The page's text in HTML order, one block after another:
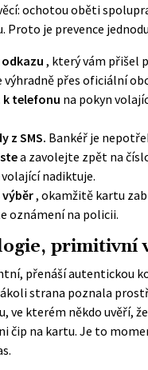
ochotou oběti
je prevence
, který vám přišel
přes oficiální
k telefonu na pokyn
z SMS. Bankéř je
a zavolejte zpět na
nadiktuje.
, okamžitě kartu
oznámení na policii.
primitivní
přenáší autentickou
strana poznala
ve kterém někdo uvěří,
čip na kartu. Je to